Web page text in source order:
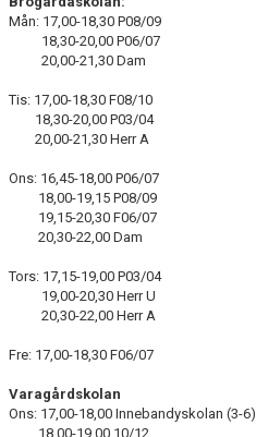
KLUBBSHOP
Mån: 17,00-18,30 P08/09
18,30-20,00 P06/07
20,00-21,30 Dam
Tis: 17,00-18,30 F08/10
18,30-20,00 P03/04
20,00-21,30 Herr A
Ons: 16,45-18,00 P06/07
18,00-19,15 P08/09
19,15-20,30 F06/07
20,30-22,00 Dam
Tors: 17,15-19,00 P03/04
19,00-20,30 Herr U
20,30-22,00 Herr A
Fre: 17,00-18,30 F06/07
Varagårdskolan
Ons: 17,00-18,00 Innebandyskolan (3-6)
18,00-19,00 10/12